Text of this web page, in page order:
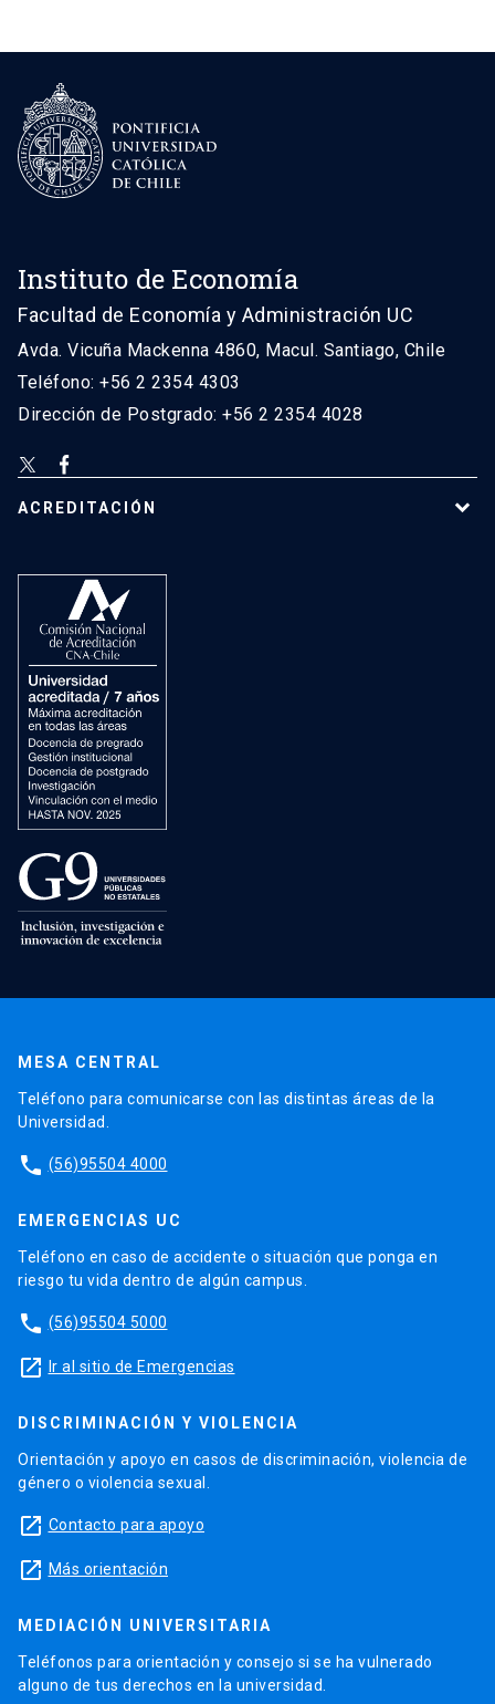
Instituto de Economía
Facultad de Economía y Administración UC
Avda. Vicuña Mackenna 4860, Macul. Santiago, Chile
Teléfono: +56 2 2354 4303
Dirección de Postgrado: +56 2 2354 4028
ACREDITACIÓN
MESA CENTRAL
Teléfono para comunicarse con las distintas áreas de la
Universidad.
phone (56)95504 4000
EMERGENCIAS UC
Teléfono en caso de accidente o situación que ponga en
riesgo tu vida dentro de algún campus.
phone (56)95504 5000
launch Ir al sitio de Emergencias
DISCRIMINACIÓN Y VIOLENCIA
Orientación y apoyo en casos de discriminación, violencia de
género o violencia sexual.
launch Contacto para apoyo
launch Más orientación
MEDIACIÓN UNIVERSITARIA
Teléfonos para orientación y consejo si se ha vulnerado
alguno de tus derechos en la universidad.